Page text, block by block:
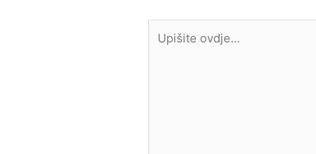
ovdje...